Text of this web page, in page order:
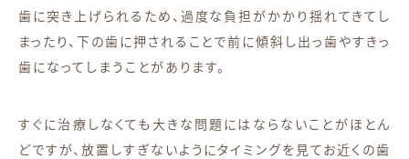
歯に突き上げられるため、過度な負担がかかり揺れてきてし
まったり、下の歯に押されることで前に傾斜し出っ歯やすきっ
歯になってしまうことがあります。
すぐに治療しなくても大きな問題にはならないことがほとん
どですが、放置しすぎないようにタイミングを見てお近くの歯